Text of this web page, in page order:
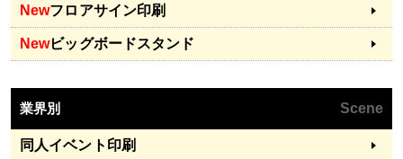
Newフロアサイン印刷
Newビッグボードスタンド
業界別 Scene
同人イベント印刷